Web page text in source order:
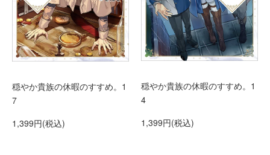
穏やか貴族の休暇のすすめ。1
7
1,399円(税込)
穏やか貴族の休暇のすすめ。1
4
1,399円(税込)